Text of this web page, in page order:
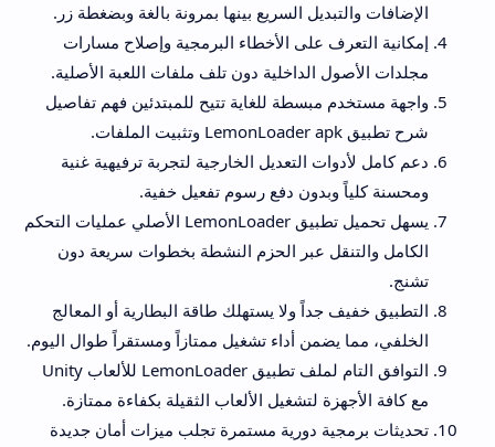
الإضافات والتبديل السريع بينها بمرونة بالغة وبضغطة زر.
إمكانية التعرف على الأخطاء البرمجية وإصلاح مسارات
مجلدات الأصول الداخلية دون تلف ملفات اللعبة الأصلية.
واجهة مستخدم مبسطة للغاية تتيح للمبتدئين فهم تفاصيل
شرح تطبيق LemonLoader apk وتثبيت الملفات.
دعم كامل لأدوات التعديل الخارجية لتجربة ترفيهية غنية
ومحسنة كلياً وبدون دفع رسوم تفعيل خفية.
يسهل تحميل تطبيق LemonLoader الأصلي عمليات التحكم
الكامل والتنقل عبر الحزم النشطة بخطوات سريعة دون
تشنج.
التطبيق خفيف جداً ولا يستهلك طاقة البطارية أو المعالج
الخلفي، مما يضمن أداء تشغيل ممتازاً ومستقراً طوال اليوم.
التوافق التام لملف تطبيق LemonLoader للألعاب Unity
مع كافة الأجهزة لتشغيل الألعاب الثقيلة بكفاءة ممتازة.
تحديثات برمجية دورية مستمرة تجلب ميزات أمان جديدة